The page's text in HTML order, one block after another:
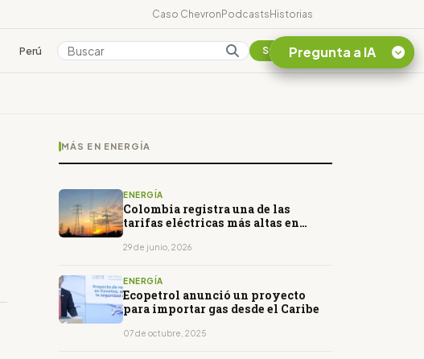
Caso ChevronPodcastsHistorias
Perú Colombia Suscribirse
MÁS EN ENERGÍA
ENERGÍA
Colombia registra una de las
tarifas eléctricas más altas en
29 de junio, 2026
ENERGÍA
Ecopetrol anunció un proyecto
para importar gas desde el Caribe
07 de octubre, 2025
Pregunta a IA
¿En que consiste la